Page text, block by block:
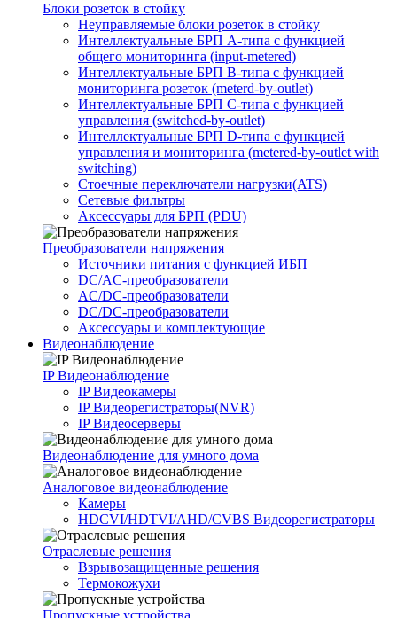
Блоки розеток в стойку
Неуправляемые блоки розеток в стойку
Интеллектуальные БРП А-типа с функцией
общего мониторинга (input-metered)
Интеллектуальные БРП B-типа с функцией
мониторинга розеток (meterd-by-outlet)
Интеллектуальные БРП C-типа с функцией
управления (switched-by-outlet)
Интеллектуальные БРП D-типа с функцией
управления и мониторинга (metered-by-outlet with
switching)
Стоечные переключатели нагрузки(ATS)
Сетевые фильтры
Аксессуары для БРП (PDU)
Преобразователи напряжения
Источники питания c функцией ИБП
DC/AC-преобразователи
AC/DC-преобразователи
DC/DC-преобразователи
Аксессуары и комплектующие
Видеонаблюдение
IP Видеонаблюдение
IP Видеокамеры
IP Видеорегистраторы(NVR)
IP Видеосерверы
Видеонаблюдение для умного дома
Аналоговое видеонаблюдение
Камеры
HDCVI/HDTVI/AHD/CVBS Видеорегистраторы
Отраслевые решения
Взрывозащищенные решения
Термокожухи
Пропускные устройства